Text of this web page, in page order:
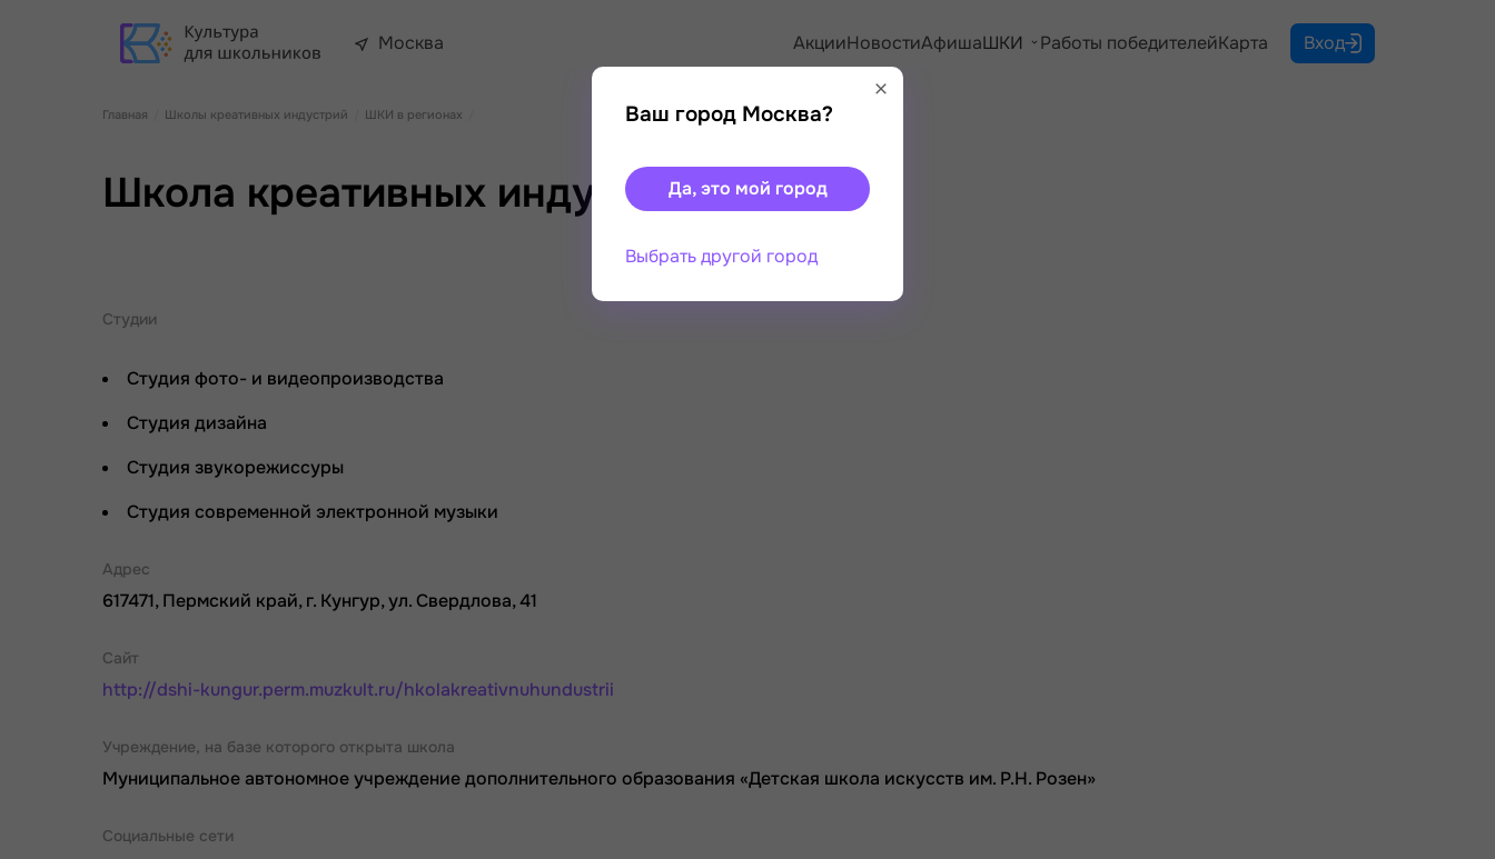
Москва АкцииНовостиАфишаШКИ Работы победителейКарта Вход
Главная Школы креативных индустрий ШКИ в регионах
Школа креативных индустрий г. Кунгур
Студии
Студия фото- и видеопроизводства
Студия дизайна
Студия звукорежиссуры
Студия современной электронной музыки
Адрес
617471, Пермский край, г. Кунгур, ул. Свердлова, 41
Сайт
http://dshi-kungur.perm.muzkult.ru/hkolakreativnuhundustrii
Учреждение, на базе которого открыта школа
Муниципальное автономное учреждение дополнительного образования «Детская школа искусств им. Р.Н. Розен»
Социальные сети
Ваш город Москва?
Да, это мой город
Выбрать другой город